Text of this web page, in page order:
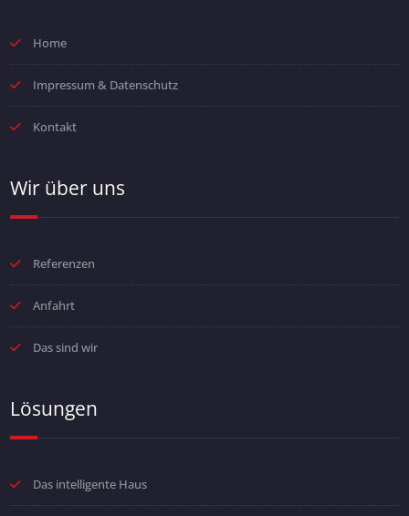
Home
Impressum & Datenschutz
Kontakt
Wir über uns
Referenzen
Anfahrt
Das sind wir
Lösungen
Das intelligente Haus